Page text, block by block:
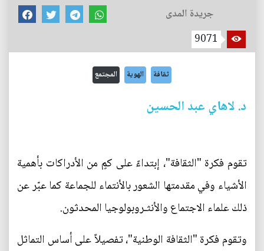
جريدة المدى
9071
ثقافة الهوية المجتمع
د. لاهاي عبد الحسين
تقوم فكرة "الثقافة"، إبتداءً على كمٍ من الأدراكات بأهمية
الأشياء وفي مقدمتها الشعور بالأنتماء للجماعة كما عبّر عن
ذلك علماء الاجتماع والأنثـروبولوجيا المحدثون.
وتقوم فكرة "الثقافة الوطنية"، تفصيلاً على أساس التماثل